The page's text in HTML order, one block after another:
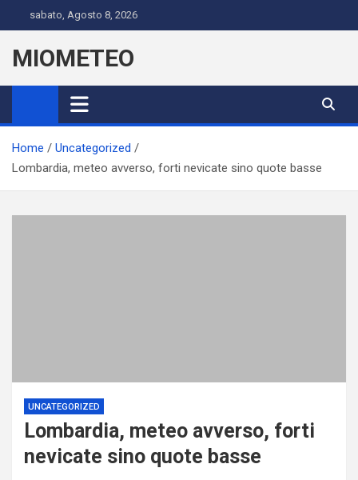
to
content
sabato, Agosto 8, 2026
MIOMETEO
Home
Uncategorized
Lombardia, meteo avverso, forti nevicate sino quote basse
UNCATEGORIZED
Lombardia, meteo avverso, forti
nevicate sino quote basse